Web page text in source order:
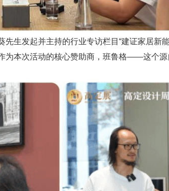
生发起并主持的行业专访栏目“建证家居新
为本次活动的核心赞助商，班鲁格——这个